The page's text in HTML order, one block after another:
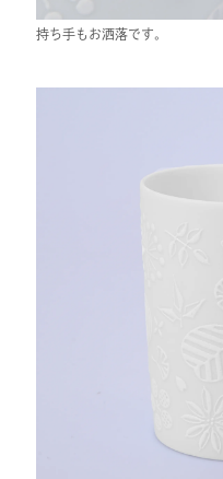
持ち手もお洒落です。